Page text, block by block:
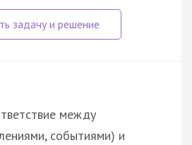
между
событиями) и